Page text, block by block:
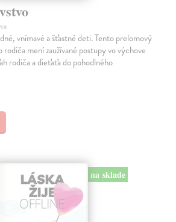
vnímavé a šťastné deti. Tento prelomový
rodiča mení zaužívané postupy vo výchove
rodiča a dieťaťa do pohodlného
na sklade